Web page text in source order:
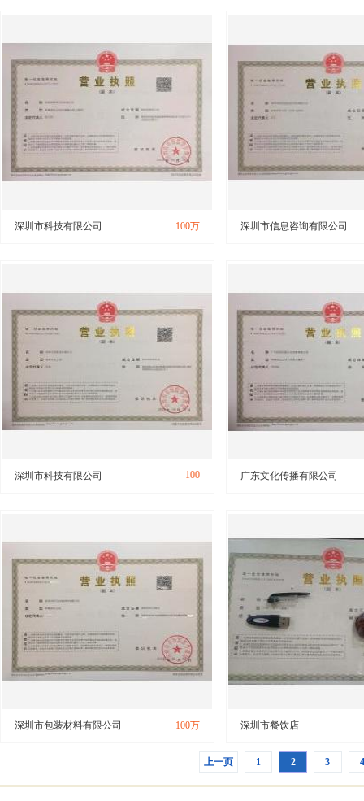
深圳市科技有限公司 100万 深圳市信息咨询有限公司
深圳市科技有限公司 100 广东文化传播有限公司
深圳市包装材料有限公司 100万 深圳市餐饮店
上一页 1 2 3 4